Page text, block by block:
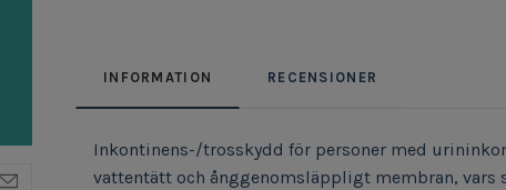
INFORMATION RECENSIONER
Inkontinens-/trosskydd för personer med
vattentätt och ånggenomsläppligt membran,